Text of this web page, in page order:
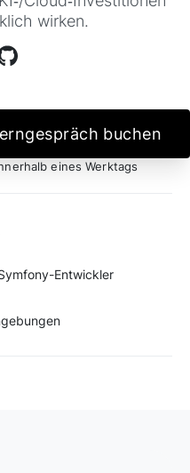
wirken.
buchen
eines Werktags
Entwickler